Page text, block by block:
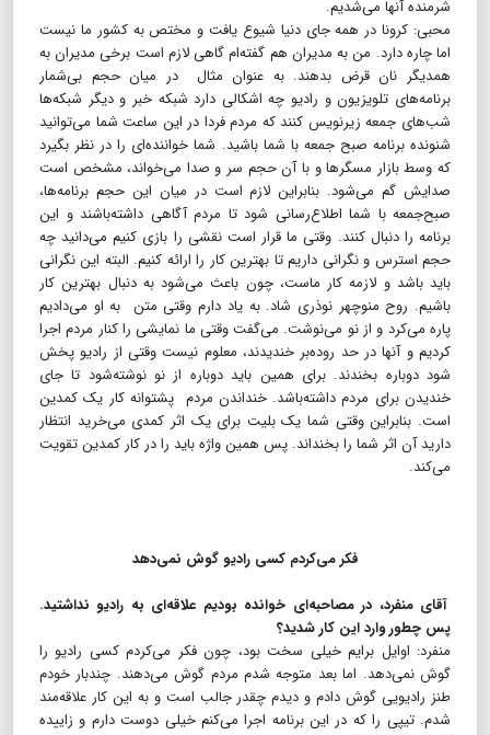
شرمنده آنها می‌شدیم.
محبی: کرونا در همه جای دنیا شیوع یافت و مختص به کشور ما نیست
اما چاره دارد. من به مدیران هم گفته‌ام گاهی لازم است برخی مدیران به
همدیگر نان قرض بدهند. به عنوان مثال در میان حجم بی‌شمار
برنامه‌های تلویزیون و رادیو چه اشکالی دارد شبکه خبر و دیگر شبکه‌ها
شب‌های جمعه زیرنویس کنند که مردم فردا در این ساعت شما می‌توانید
شنونده برنامه صبح جمعه با شما باشید. شما خواننده‌ای را در نظر بگیرد
که وسط بازار مسگرها و با آن حجم سر و صدا می‌خواند، مشخص است
صدایش گم می‌شود. بنابراین لازم است در میان این حجم برنامه‌ها،
صبح‌جمعه با شما اطلاع‌رسانی شود تا مردم آگاهی داشته‌باشند و این
برنامه را دنبال کنند. وقتی ما قرار است نقشی را بازی کنیم می‌دانید چه
حجم استرس و نگرانی داریم تا بهترین کار را ارائه کنیم. البته این نگرانی
باید باشد و لازمه کار ماست، چون باعث می‌شود به دنبال بهترین کار
باشیم. روح منوچهر نوذری شاد. به یاد دارم وقتی متن به او می‌دادیم
پاره می‌کرد و از نو می‌نوشت. می‌گفت وقتی ما نمایشی را کنار مردم اجرا
کردیم و آنها در حد روده‌بر خندیدند، معلوم نیست وقتی از رادیو پخش
شود دوباره بخندند. برای همین باید دوباره از نو نوشته‌شود تا جای
خندیدن برای مردم داشته‌باشد. خنداندن مردم پشتوانه کار یک کمدین
است. بنابراین وقتی شما یک بلیت برای یک اثر کمدی می‌خرید انتظار
دارید آن اثر شما را بخنداند. پس همین واژه باید را در کار کمدین تقویت
می‌کند.
فکر می‌کردم کسی رادیو گوش نمی‌دهد
آقای منفرد، در مصاحبه‌ای خوانده بودیم علاقه‌ای به رادیو نداشتید.
پس چطور وارد این کار شدید؟
منفرد: اوایل برایم خیلی سخت بود، چون فکر می‌کردم کسی رادیو را
گوش نمی‌دهد. اما بعد متوجه شدم مردم گوش می‌دهند. چندبار خودم
طنز رادیویی گوش دادم و دیدم چقدر جالب است و به این کار علاقه‌مند
شدم. تیپی را که در این برنامه اجرا می‌کنم خیلی دوست دارم و زاییده